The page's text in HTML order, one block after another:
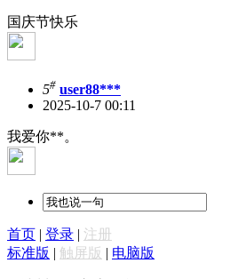
国庆节快乐
5# user88***
2025-10-7 00:11
我爱你**。
首页 登录
注册
标准版
触屏版 电脑版